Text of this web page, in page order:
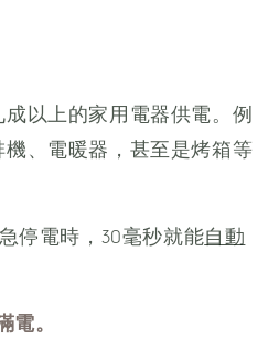
以上的家用電器供電。例
、電暖器，甚至是烤箱等
停電時，30毫秒就能自動
電。